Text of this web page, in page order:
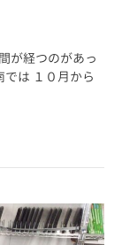
が経つのがあっ
は １０月から